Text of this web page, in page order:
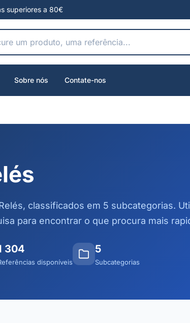
superiores a 80€
Sobre nós Contate-nos
classificados em 5 subcategorias.
para encontrar o que procura mais
304
disponíveis
5
Subcategorias